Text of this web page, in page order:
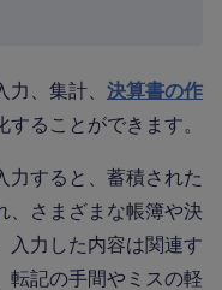
力、集計、 決算書の作
ることができます。
力すると、蓄積された
、さまざまな帳簿や決
入力した内容は関連す
転記の手間やミスの軽